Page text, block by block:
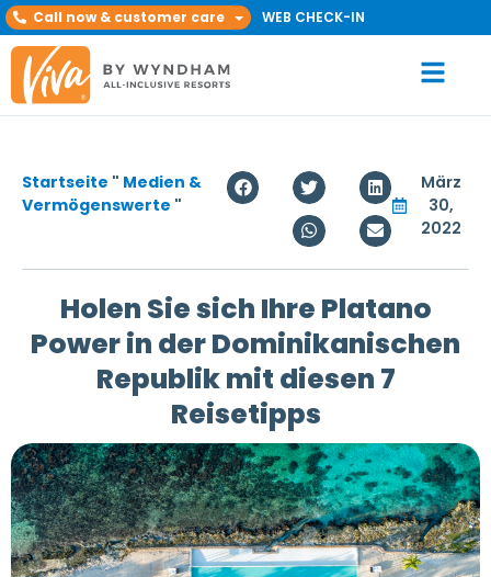
Call now & customer care WEB CHECK-IN
Startseite " Medien &
Vermögenswerte "
März
30,
2022
Holen Sie sich Ihre Platano
Power in der Dominikanischen
Republik mit diesen 7
Reisetipps